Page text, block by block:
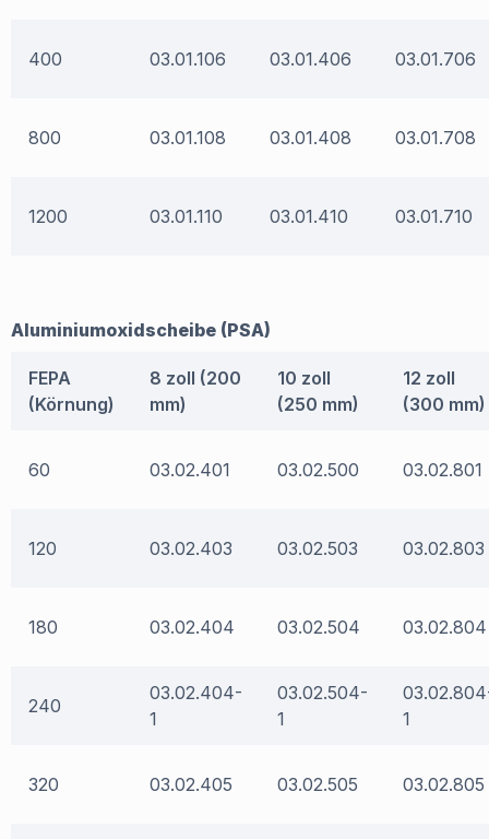
400 03.01.106 03.01.406 03.01.706
800 03.01.108 03.01.408 03.01.708
1200 03.01.110 03.01.410 03.01.710
Aluminiumoxidscheibe (PSA)
FEPA
(Körnung)
8 zoll (200
mm)
10 zoll
(250 mm)
12 zoll
(300 mm)
60 03.02.401 03.02.500 03.02.801
120 03.02.403 03.02.503 03.02.803
180 03.02.404 03.02.504 03.02.804
240
03.02.404-
1
03.02.504-
1
1
320 03.02.405 03.02.505 03.02.805